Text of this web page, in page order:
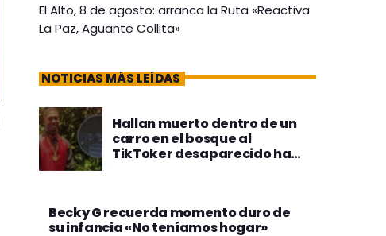
El Alto, 8 de agosto: arranca la Ruta «Reactiva
La Paz, Aguante Collita»
NOTICIAS MÁS LEÍDAS
Hallan muerto dentro de un
carro en el bosque al
TikToker desaparecido hace
Becky G recuerda momento duro de
su infancia «No teníamos hogar»